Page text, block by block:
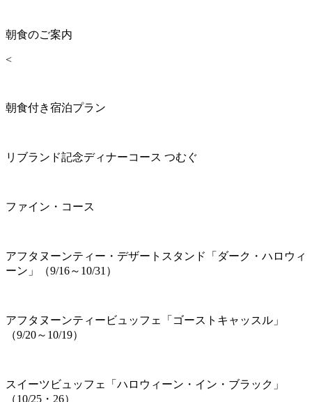
朝食のご案内
<
朝食付き宿泊プラン
リブランド記念ディナーコース つむぐ
ファイン・コース
アフタヌーンティー・デザートスタンド「ダーク・ハロウィ
ーン」（9/16～10/31）
アフタヌーンティービュッフェ「ゴーストキャッスル」
（9/20～10/19）
スイーツビュッフェ「ハロウィーン・イン・ブラック」
（10/25・26）